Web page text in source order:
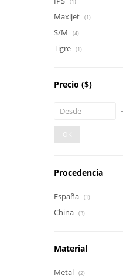
Maxijet (1)
S/M (4)
Tigre (1)
Precio ($)
OK
Procedencia
España (1)
China (3)
Material
Metal (2)